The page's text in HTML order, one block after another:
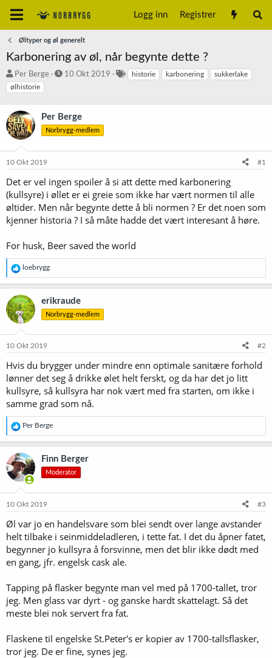
Logg inn Registrer
Øltyper og øl generelt
Karbonering av øl, når begynte dette ?
T
r
å
d
s
t
a
r
t
r
Per Berge
S
r
t
d
a
t
10 Okt 2019
k
d
historie karbonering
sukkerlake
ølhistorie
Per Berge
Norbrygg-medlem
10 Okt 2019 #1
Det er vel ingen spoiler å si att dette med karbonering
(kullsyre) i øllet er ei greie som ikke har vært normen til alle
øltider. Men når begynte dette å bli normen ? Er det noen som
kjenner historia ? I så måte hadde det vært interesant å høre.
For husk, Beer saved the world
R
e
a
k
s
j
o
e
:
loebrygg
erikraude
Norbrygg-medlem
10 Okt 2019 #2
Hvis du brygger under mindre enn optimale sanitære forhold
lønner det seg å drikke ølet helt ferskt, og da har det jo litt
kullsyre, så kullsyra har nok vært med fra starten, om ikke i
samme grad som nå.
R
e
a
k
s
j
o
e
:
Per Berge
Finn Berger
Moderator
10 Okt 2019 #3
Øl var jo en handelsvare som blei sendt over lange avstander
helt tilbake i seinmiddeladleren, i tette fat. I det du åpner fatet,
begynner jo kullsyra å forsvinne, men det blir ikke dødt med
en gang, jfr. engelsk cask ale.
Tapping på flasker begynte man vel med på 1700-tallet, tror
jeg. Men glass var dyrt - og ganske hardt skattelagt. Så det
meste blei nok servert fra fat.
Flaskene til engelske St.Peter's er kopier av 1700-tallsflasker,
tror jeg. De er fine, synes jeg.